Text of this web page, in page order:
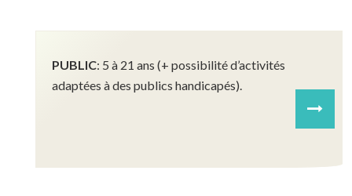
PUBLIC: 5 à 21 ans (+ possibilité d’activités
adaptées à des publics handicapés).
Next